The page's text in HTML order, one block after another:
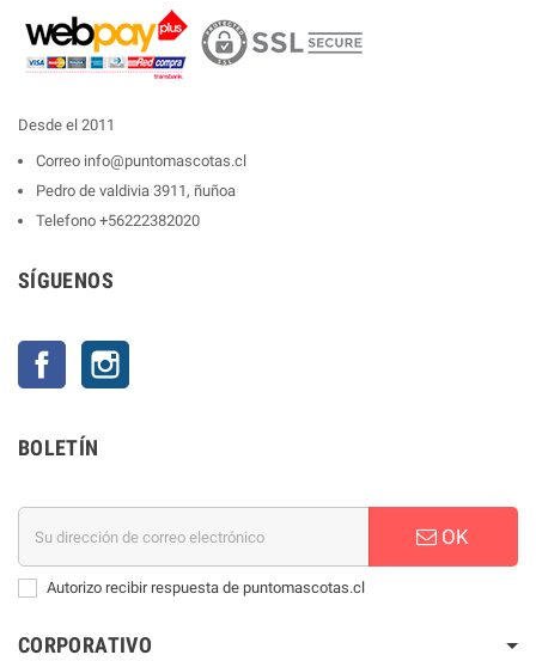
Desde el 2011
Correo info@puntomascotas.cl
Pedro de valdivia 3911, ñuñoa
Telefono +56222382020
SÍGUENOS
Facebook
BOLETÍN
OK
Autorizo recibir respuesta de puntomascotas.cl
CORPORATIVO